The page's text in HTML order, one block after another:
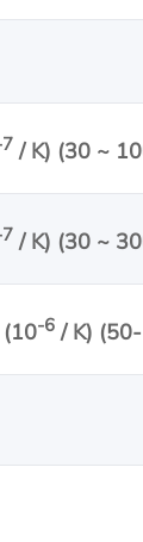
/ K) (30 ~
/ K) (30 ~
(10-6/ K)